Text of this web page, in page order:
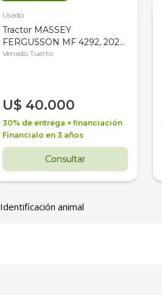
Usado
Tractor MASSEY
FERGUSSON MF 4292, 2020,
4WD, PATON
Venado Tuerto
U$ 40.000
30% de entrega + financiación
Financialo en 3 años
Consultar
Identificación animal